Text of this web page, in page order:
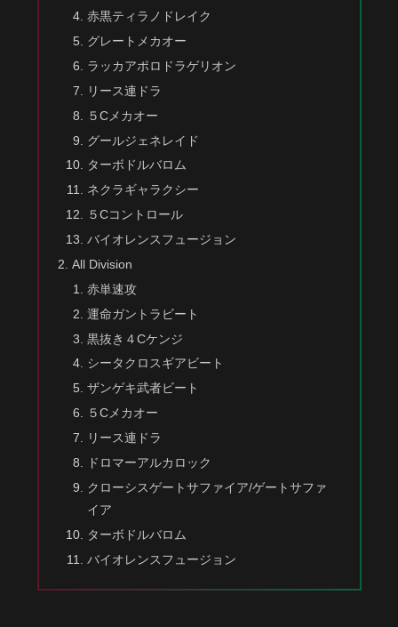
赤黒ティラノドレイク
グレートメカオー
ラッカアポロドラゲリオン
リース連ドラ
５Cメカオー
グールジェネレイド
ターボドルバロム
ネクラギャラクシー
５Cコントロール
バイオレンスフュージョン
All Division
赤単速攻
運命ガントラビート
黒抜き４Cケンジ
シータクロスギアビート
ザンゲキ武者ビート
５Cメカオー
リース連ドラ
ドロマーアルカロック
クローシスゲートサファイア/ゲートサファ
イア
ターボドルバロム
バイオレンスフュージョン